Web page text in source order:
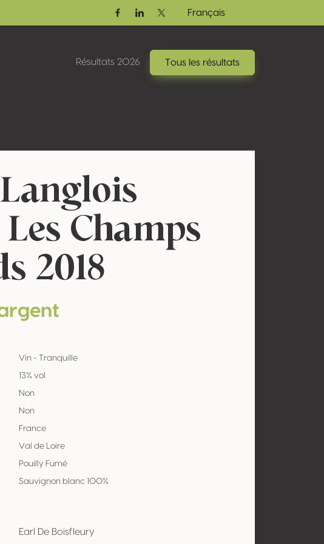
FacebookLinkedinTwitter / X
Français
Résultats 2026 Tous les résultats
Champs
2018
Vin - Tranquille
13% vol
Non
Non
France
Val de Loire
Pouilly Fumé
Sauvignon blanc 100%
Earl De Boisfleury